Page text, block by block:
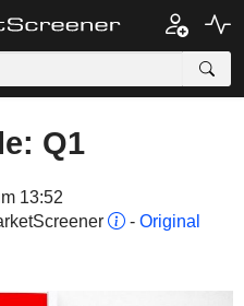
Q1
13:52
- Original